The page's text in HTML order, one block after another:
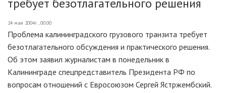
требует безотлагательного решения
24 мая 2004г., 00:00
Проблема калининградского грузового транзита требует
безотлагательного обсуждения и практического решения.
Об этом заявил журналистам в понедельник в
Калининграде спецпредставитель Президента РФ по
вопросам отношений с Евросоюзом Сергей Ястржембский.